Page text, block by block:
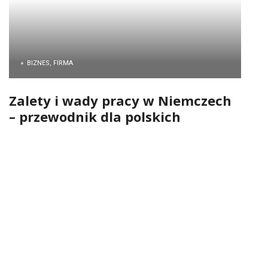
BIZNES, FIRMA
Zalety i wady pracy w Niemczech
– przewodnik dla polskich